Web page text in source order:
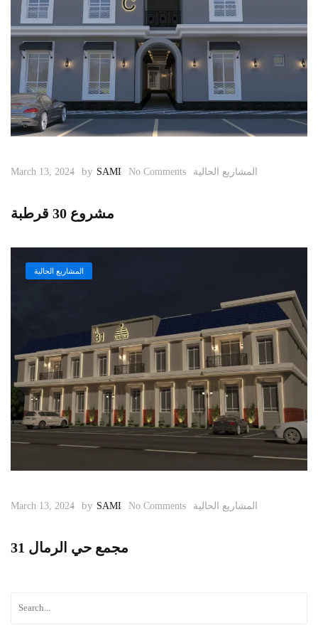
March 13, 2024 by SAMI No Comments المشاريع الحالية
مشروع 30 قرطبة
المشاريع الحالية
March 13, 2024 by SAMI No Comments المشاريع الحالية
مجمع حي الرمال 31